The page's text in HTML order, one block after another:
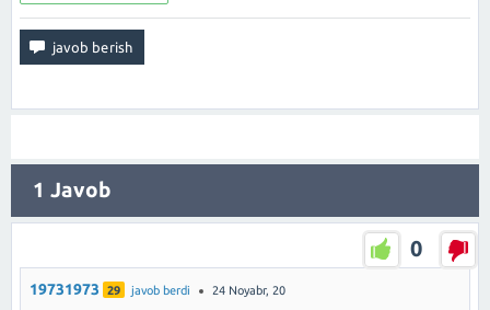
1 Javob
0
19731973 29 javob berdi 24 Noyabr, 20